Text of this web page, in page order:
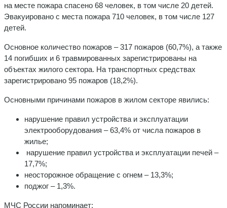
на месте пожара спасено 68 человек, в том числе 20 детей.
Эвакуировано с места пожара 710 человек, в том числе 127
детей.
Основное количество пожаров – 317 пожаров (60,7%), а также
14 погибших и 6 травмированных зарегистрированы на
объектах жилого сектора. На транспортных средствах
зарегистрировано 95 пожаров (18,2%).
Основными причинами пожаров в жилом секторе явились:
нарушение правил устройства и эксплуатации
электрооборудования – 63,4% от числа пожаров в
жилье;
нарушение правил устройства и эксплуатации печей –
17,7%;
неосторожное обращение с огнем – 13,3%;
поджог – 1,3%.
МЧС России напоминает: